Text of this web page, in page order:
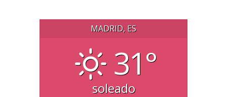
MADRID, ES
31°
soleado